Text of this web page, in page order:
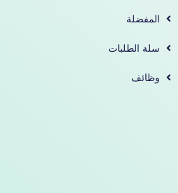
المفضلة
سلة الطلبات
وظائف